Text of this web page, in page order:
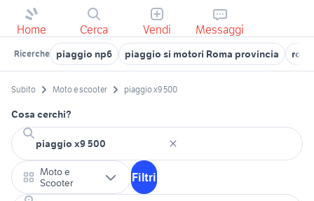
Home Cerca Vendi Messaggi
Ricerche piaggio np6 piaggio si motori Roma provincia
Subito Moto e scooter piaggio x9 500
Cosa cerchi?
Moto e
Scooter
Filtri